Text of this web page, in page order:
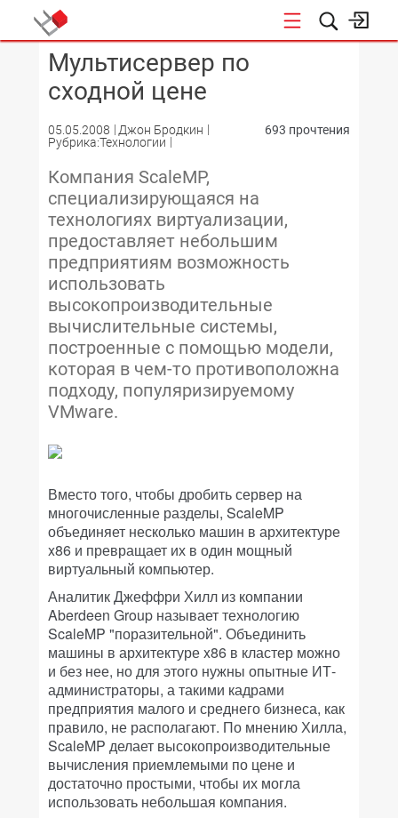
КОНФЕРЕНЦИИ
Мультисервер по
сходной цене
05.05.2008
Джон Бродкин
Рубрика:Технологии
693 прочтения
Компания ScaleMP,
специализирующаяся на
технологиях виртуализации,
предоставляет небольшим
предприятиям возможность
использовать
высокопроизводительные
вычислительные системы,
построенные с помощью модели,
которая в чем-то противоположна
подходу, популяризируемому
VMware.
Вместо того, чтобы дробить сервер на
многочисленные разделы, ScaleMP
объединяет несколько машин в архитектуре
x86 и превращает их в один мощный
виртуальный компьютер.
Аналитик Джеффри Хилл из компании
Aberdeen Group называет технологию
ScaleMP "поразительной". Объединить
машины в архитектуре x86 в кластер можно
и без нее, но для этого нужны опытные ИТ-
администраторы, а такими кадрами
предприятия малого и среднего бизнеса, как
правило, не располагают. По мнению Хилла,
ScaleMP делает высокопроизводительные
вычисления приемлемыми по цене и
достаточно простыми, чтобы их могла
использовать небольшая компания.